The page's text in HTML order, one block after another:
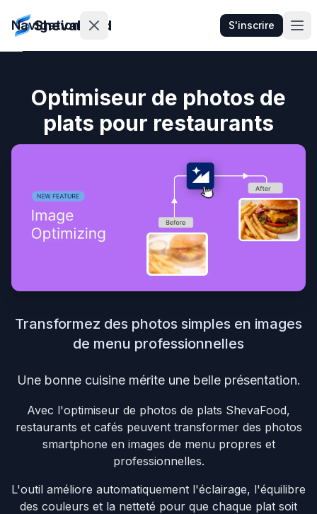
ShevaFood S'inscrire
Navigation
Nouveautés
Se
connecter
Optimiseur de photos de
plats pour restaurants
Transformez des photos simples en images
de menu professionnelles
Une bonne cuisine mérite une belle présentation.
Avec l'optimiseur de photos de plats ShevaFood,
restaurants et cafés peuvent transformer des photos
smartphone en images de menu propres et
professionnelles.
L'outil améliore automatiquement l'éclairage, l'équilibre
des couleurs et la netteté pour que chaque plat soit